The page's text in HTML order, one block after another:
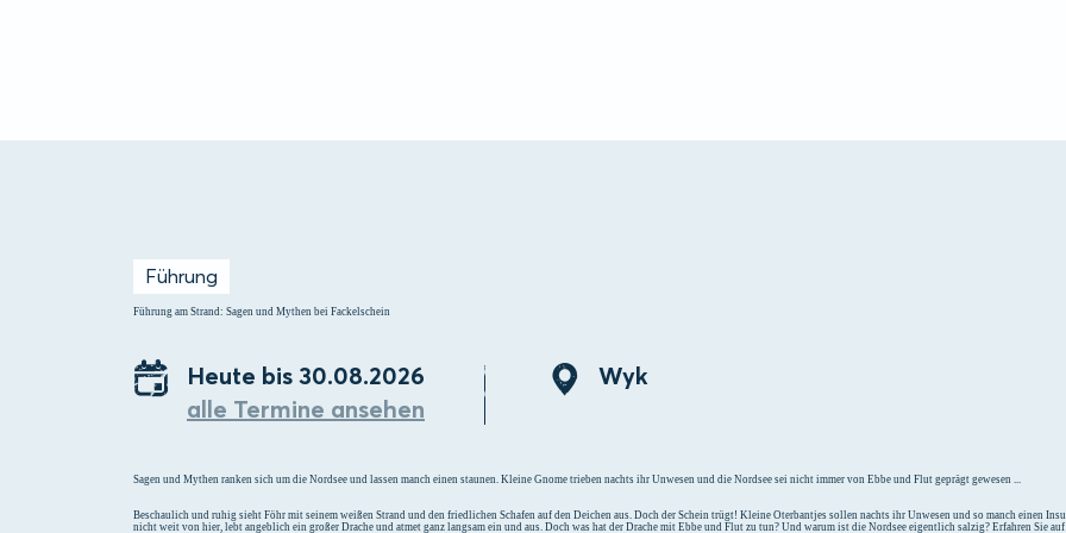
Führung
Führung am Strand: Sagen und Mythen bei Fackelschein
Heute bis 30.08.2026
alle Termine ansehen
Wyk
Sagen und Mythen ranken sich um die Nordsee und lassen manch einen staunen. Kleine Gnome trieben nachts ihr Unwesen und die Nordsee sei nicht immer von Ebbe und Flut geprägt gewesen ...
Beschaulich und ruhig sieht Föhr mit seinem weißen Strand und den friedlichen Schafen auf den Deichen aus. Doch der Schein trügt! Kleine Oterbantjes sollen nachts ihr Unwesen und so manch einen
nicht weit von hier, lebt angeblich ein großer Drache und atmet ganz langsam ein und aus. Doch was hat der Drache mit Ebbe und Flut zu tun? Und warum ist die Nordsee eigentlich salzig? Erfahren Sie